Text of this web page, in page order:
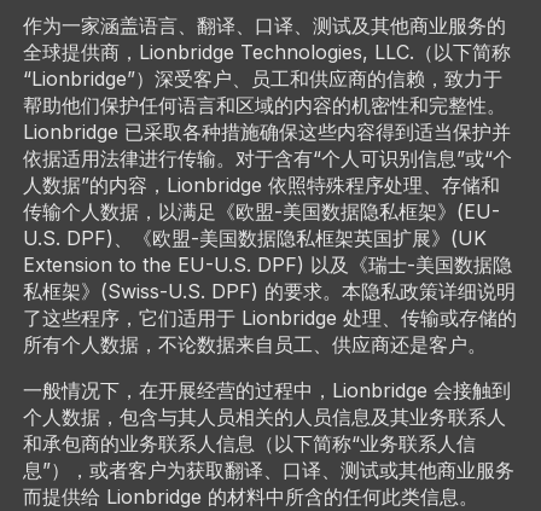
作为一家涵盖语言、翻译、口译、测试及其他商业服务的
全球提供商，Lionbridge Technologies, LLC.（以下简称
“Lionbridge”）深受客户、员工和供应商的信赖，致力于
帮助他们保护任何语言和区域的内容的机密性和完整性。
Lionbridge 已采取各种措施确保这些内容得到适当保护并
依据适用法律进行传输。对于含有“个人可识别信息”或“个
人数据”的内容，Lionbridge 依照特殊程序处理、存储和
传输个人数据，以满足《欧盟-美国数据隐私框架》(EU-
U.S. DPF)、《欧盟-美国数据隐私框架英国扩展》(UK
Extension to the EU-U.S. DPF) 以及《瑞士-美国数据隐
私框架》(Swiss-U.S. DPF) 的要求。本隐私政策详细说明
了这些程序，它们适用于 Lionbridge 处理、传输或存储的
所有个人数据，不论数据来自员工、供应商还是客户。
一般情况下，在开展经营的过程中，Lionbridge 会接触到
个人数据，包含与其人员相关的人员信息及其业务联系人
和承包商的业务联系人信息（以下简称“业务联系人信
息”），或者客户为获取翻译、口译、测试或其他商业服务
而提供给 Lionbridge 的材料中所含的任何此类信息。